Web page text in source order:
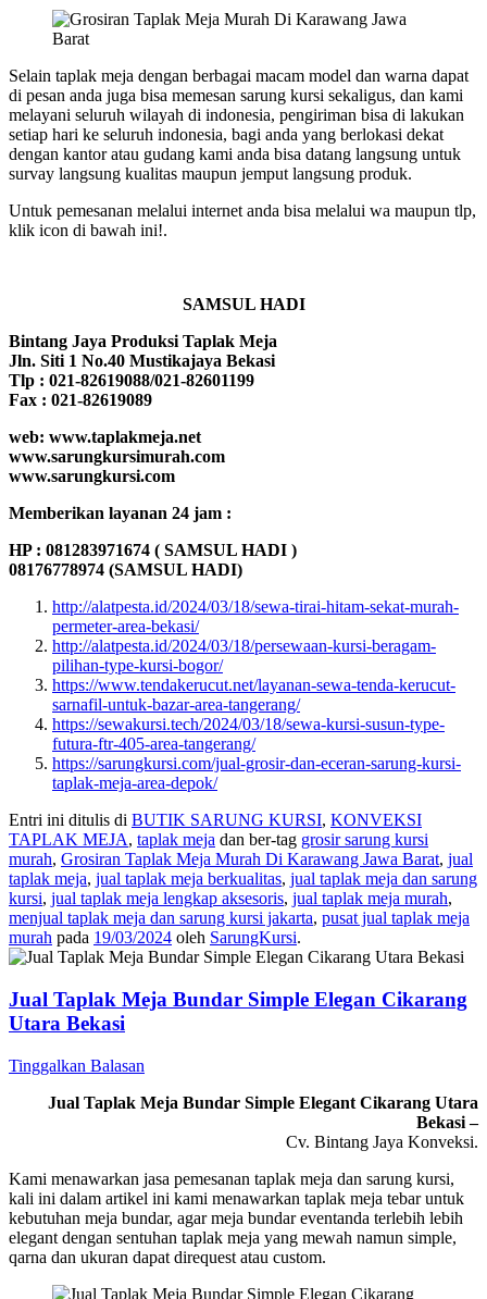
Selain taplak meja dengan berbagai macam model dan warna dapat
di pesan anda juga bisa memesan sarung kursi sekaligus, dan kami
melayani seluruh wilayah di indonesia, pengiriman bisa di lakukan
setiap hari ke seluruh indonesia, bagi anda yang berlokasi dekat
dengan kantor atau gudang kami anda bisa datang langsung untuk
survay langsung kualitas maupun jemput langsung produk.
Untuk pemesanan melalui internet anda bisa melalui wa maupun tlp,
klik icon di bawah ini!.
SAMSUL HADI
Bintang Jaya Produksi Taplak Meja
Jln. Siti 1 No.40 Mustikajaya Bekasi
Tlp : 021-82619088/021-82601199
Fax : 021-82619089
web: www.taplakmeja.net
www.sarungkursimurah.com
www.sarungkursi.com
Memberikan layanan 24 jam :
HP : 081283971674 ( SAMSUL HADI )
08176778974 (SAMSUL HADI)
http://alatpesta.id/2024/03/18/sewa-tirai-hitam-sekat-murah-
permeter-area-bekasi/
http://alatpesta.id/2024/03/18/persewaan-kursi-beragam-
pilihan-type-kursi-bogor/
https://www.tendakerucut.net/layanan-sewa-tenda-kerucut-
sarnafil-untuk-bazar-area-tangerang/
https://sewakursi.tech/2024/03/18/sewa-kursi-susun-type-
futura-ftr-405-area-tangerang/
https://sarungkursi.com/jual-grosir-dan-eceran-sarung-kursi-
taplak-meja-area-depok/
Entri ini ditulis di BUTIK SARUNG KURSI, KONVEKSI
TAPLAK MEJA, taplak meja dan ber-tag grosir sarung kursi
murah, Grosiran Taplak Meja Murah Di Karawang Jawa Barat, jual
taplak meja, jual taplak meja berkualitas, jual taplak meja dan sarung
kursi, jual taplak meja lengkap aksesoris, jual taplak meja murah,
menjual taplak meja dan sarung kursi jakarta, pusat jual taplak meja
murah pada 19/03/2024 oleh SarungKursi.
Jual Taplak Meja Bundar Simple Elegan Cikarang
Utara Bekasi
Tinggalkan Balasan
Jual Taplak Meja Bundar Simple Elegant Cikarang Utara
Bekasi –
Cv. Bintang Jaya Konveksi.
Kami menawarkan jasa pemesanan taplak meja dan sarung kursi,
kali ini dalam artikel ini kami menawarkan taplak meja tebar untuk
kebutuhan meja bundar, agar meja bundar eventanda terlebih lebih
elegant dengan sentuhan taplak meja yang mewah namun simple,
qarna dan ukuran dapat direquest atau custom.